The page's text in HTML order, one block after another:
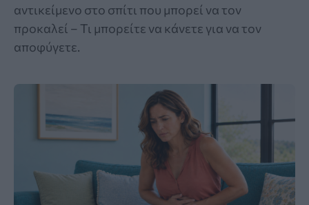
αντικείμενο στο σπίτι που μπορεί να τον
προκαλεί – Τι μπορείτε να κάνετε για να τον
αποφύγετε.